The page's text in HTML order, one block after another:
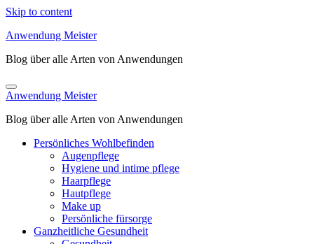
Skip to content
Anwendung Meister
Blog über alle Arten von Anwendungen
Anwendung Meister
Blog über alle Arten von Anwendungen
Persönliches Wohlbefinden
Augenpflege
Hygiene und intime pflege
Haarpflege
Hautpflege
Make up
Persönliche fürsorge
Ganzheitliche Gesundheit